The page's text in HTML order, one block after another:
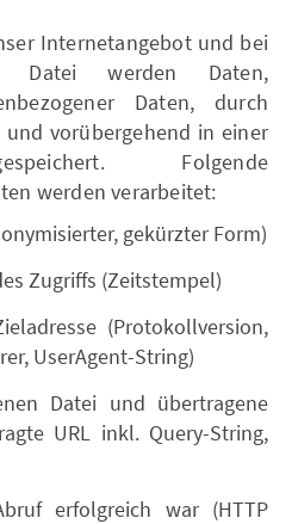
Internetangebot und bei
Datei werden Daten,
Daten, durch
und vorübergehend in einer
Folgende
werden verarbeitet:
gekürzter Form)
Zugriffs (Zeitstempel)
(Protokollversion,
UserAgent-String)
Datei und übertragene
URL inkl. Query-String,
erfolgreich war (HTTP